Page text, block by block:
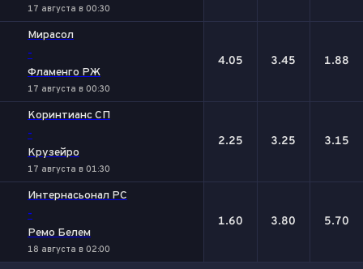
17 августа в 00:30
Мирасол
-
Фламенго РЖ
17 августа в 00:30
4.05 3.45 1.88
Коринтианс СП
-
Крузейро
17 августа в 01:30
2.25 3.25 3.15
Интернасьонал РС
-
Ремо Белем
18 августа в 02:00
1.60 3.80 5.70